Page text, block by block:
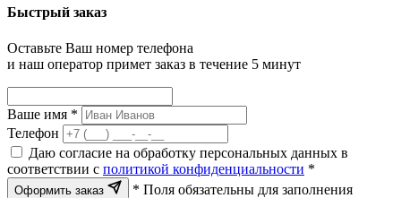
Быстрый заказ
Оставьте Ваш номер телефона
и наш оператор примет заказ в течение 5 минут
Ваше имя *
Телефон
Даю согласие на обработку персональных данных в
соответствии с политикой конфиденциальности *
Оформить заказ
* Поля обязательны для заполнения